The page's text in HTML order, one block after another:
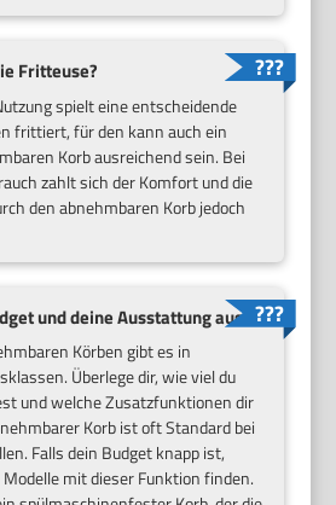
Fritteuse?
spielt eine entscheidende
frittiert, für den kann auch ein
Korb ausreichend sein. Bei
zahlt sich der Komfort und die
den abnehmbaren Korb jedoch
und deine Ausstattung aus?
Körben gibt es in
Überlege dir, wie viel du
und welche Zusatzfunktionen dir
Korb ist oft Standard bei
Falls dein Budget knapp ist,
mit dieser Funktion finden.